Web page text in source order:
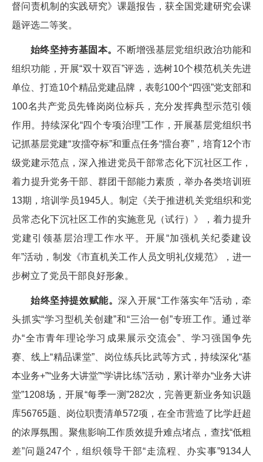
督问责机制的实践研究》课题报告，获全国党建研究会课
题评选二等奖。
始终坚持夯基固本。不断增强基层党组织政治功能和
组织功能，开展“双十双百”评选，选树10个模范机关先进
单位、打造10个精品党建品牌，表彰100个“四强”党支部和
100名共产党员先锋岗岗位标兵，充分发挥典型示范引领
作用。持续深化“四个专项治理”工作，开展基层党组织书
记抓基层党建“攻擂夺标”和重点任务“擂台赛”，培育12个市
级党建示范点，深入推进党员干部常态化下沉社区工作，
着力提升党务干部、群团干部能力素质，举办各类培训班
13期，培训学员1945人。制定《关于推进机关党组织和党
员常态化下沉社区工作的实施意见（试行）》，着力提升
党建引领基层治理工作水平。开展“加强机关纪委建设
年”活动，制发《市直机关工作人员文明礼仪规范》，进一
步树立了党员干部良好形象。
始终坚持提效赋能。深入开展“工作落实年”活动，牵
头抓实“学习型机关创建”和“三治一创”专班工作。通过举
办“全市青年理论学习成果展示交流会”、学习强国争先
赛、线上“精品课堂”、岗位练兵比武等方式，持续深化“基
本业务+”“业务大讲堂”“学讲比练”活动，累计举办“业务大讲
堂”1208场，开展“每季一测”282次，完善更新业务知识题
库56765题、岗位职责清单572项，在全市营造了比学赶超
的浓厚氛围。聚焦影响工作质效提升难点堵点，查找“低粗
差”问题247个，组织领导干部“走流程、办实事”9134人